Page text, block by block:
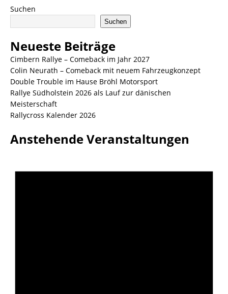
Suchen
Suchen
Neueste Beiträge
Cimbern Rallye – Comeback im Jahr 2027
Colin Neurath – Comeback mit neuem Fahrzeugkonzept
Double Trouble im Hause Bröhl Motorsport
Rallye Südholstein 2026 als Lauf zur dänischen
Meisterschaft
Rallycross Kalender 2026
Anstehende Veranstaltungen